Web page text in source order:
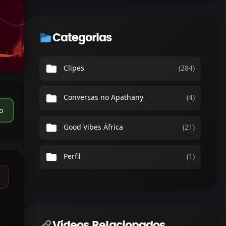
Categorias
folder Clipes (284)
folder Conversas no Apathany (4)
folder Good Vibes África (21)
folder Perfil (1)